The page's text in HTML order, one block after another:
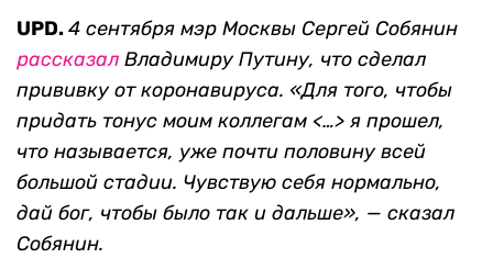
UPD.4 сентября мэр Москвы Сергей Собянин
рассказал Владимиру Путину, что сделал
прививку от коронавируса. «Для того, чтобы
придать тонус моим коллегам <…> я прошел,
что называется, уже почти половину всей
большой стадии. Чувствую себя нормально,
дай бог, чтобы было так и дальше», — сказал
Собянин.